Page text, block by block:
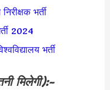
भर्ती
2024
भर्ती
मिलेगी):-